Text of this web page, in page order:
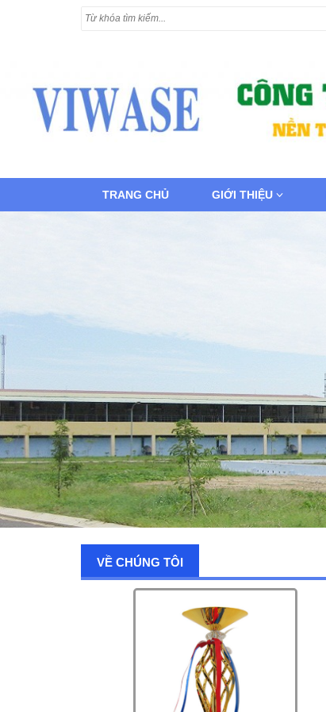
TRANG CHỦ GIỚI THIỆU
VỀ CHÚNG TÔI